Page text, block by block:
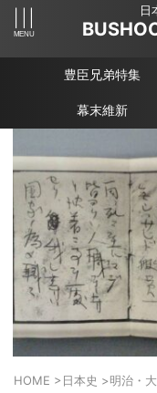
日
豊臣兄弟特集
幕末維新
HOME >日本史 >明治・